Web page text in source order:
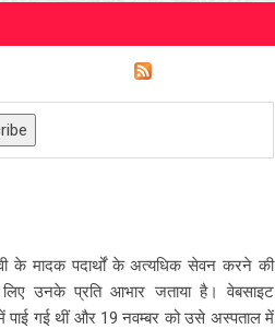
के मादक पदार्थों के अत्यधिक सेवन करने की
उनके प्रति आभार जताया है। वेबसाइट
में पाई गई थीं और 19 नवम्बर को उसे अस्पताल में